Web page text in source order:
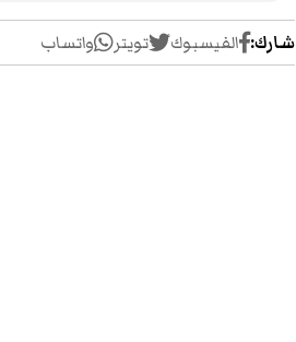
شارك: الفيسبوك تويتر واتساب